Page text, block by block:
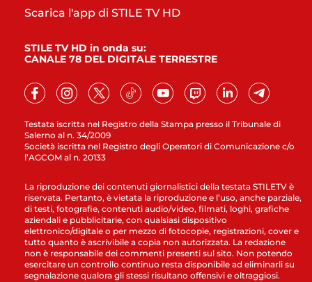
Testata iscritta nel Registro della Stampa presso il Tribunale di
Salerno al n. 34/2009
Società iscritta nel Registro degli Operatori di Comunicazione c/o
l’AGCOM al n. 20133
Scarica l'app di STILE TV HD
STILE TV HD in onda su:
CANALE 78 DEL DIGITALE TERRESTRE
La riproduzione dei contenuti giornalistici della testata STILETV è
riservata. Pertanto, è vietata la riproduzione e l’uso, anche parziale,
di testi, fotografie, contenuti audio/video, filmati, loghi, grafiche
aziendali e pubblicitarie, con qualsiasi dispositivo
elettronico/digitale o per mezzo di fotocopie, registrazioni, cover e
tutto quanto è ascrivibile a copia non autorizzata. La redazione
non è responsabile dei commenti presenti sul sito. Non potendo
esercitare un controllo continuo resta disponibile ad eliminarli su
segnalazione qualora gli stessi risultano offensivi e oltraggiosi.